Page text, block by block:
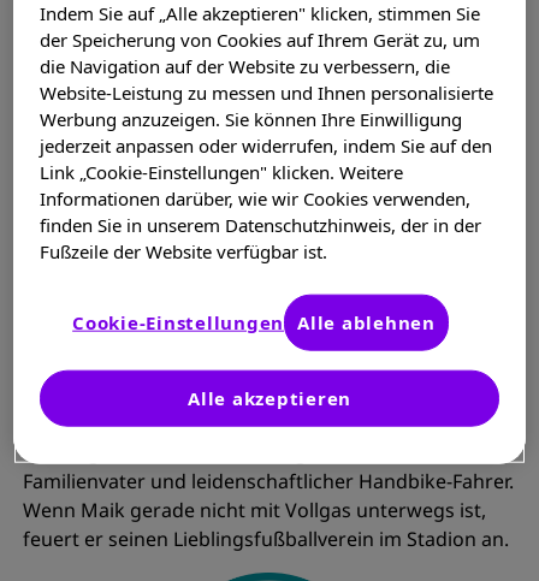
Maik
Über mich
MS-Diagnose: 2002, SPMS-Diagnose: seit 2014.
Familienvater und leidenschaftlicher Handbike-Fahrer.
Wenn Maik gerade nicht mit Vollgas unterwegs ist,
feuert er seinen Lieblingsfußballverein im Stadion an.
Indem Sie auf „Alle akzeptieren" klicken, stimmen Sie
der Speicherung von Cookies auf Ihrem Gerät zu, um
die Navigation auf der Website zu verbessern, die
Website-Leistung zu messen und Ihnen personalisierte
Werbung anzuzeigen. Sie können Ihre Einwilligung
jederzeit anpassen oder widerrufen, indem Sie auf den
Link „Cookie-Einstellungen" klicken. Weitere
Informationen darüber, wie wir Cookies verwenden,
finden Sie in unserem Datenschutzhinweis, der in der
Fußzeile der Website verfügbar ist.
Cookie-Einstellungen
Alle akzeptieren
Alle ablehnen